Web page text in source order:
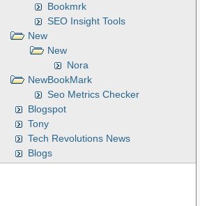
Bookmrk
SEO Insight Tools
New
New
Nora
NewBookMark
Seo Metrics Checker
Blogspot
Tony
Tech Revolutions News
Blogs